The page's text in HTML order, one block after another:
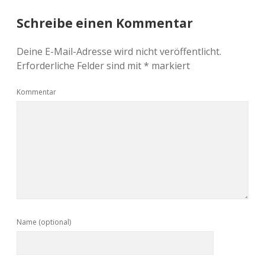
Schreibe einen Kommentar
Deine E-Mail-Adresse wird nicht veröffentlicht.
Erforderliche Felder sind mit* markiert
Kommentar
Name (optional)